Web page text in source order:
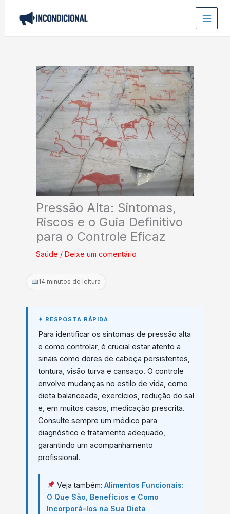
Pressão Alta: Sintomas,
Riscos e o Guia Definitivo
para o Controle Eficaz
Saúde / Deixe um comentário
14 minutos de leitura
Para identificar os sintomas de pressão alta
e como controlar, é crucial estar atento a
sinais como dores de cabeça persistentes,
tontura, visão turva e cansaço. O controle
envolve mudanças no estilo de vida, como
dieta balanceada, exercícios, redução do sal
e, em muitos casos, medicação prescrita.
Consulte sempre um médico para
diagnóstico e tratamento adequado,
garantindo um acompanhamento
profissional.
Veja também: Alimentos Funcionais:
O Que São, Benefícios e Como
Incorporá-los na Sua Dieta